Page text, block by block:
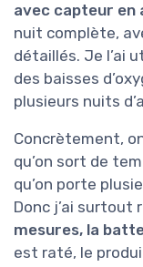
avec capteur en
nuit complète,
détaillés. Je l’ai
des baisses
plusieurs nuits
Concrètement,
qu’on sort de
qu’on porte
Donc j’ai surtout
mesures, la
est raté, le